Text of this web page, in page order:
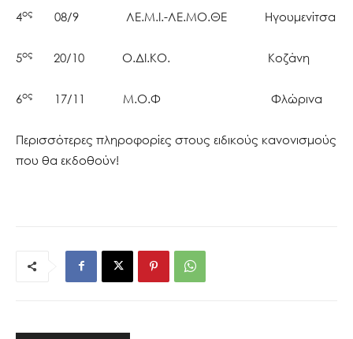
4ος 08/9 ΛΕ.Μ.Ι.-ΛΕ.ΜΟ.ΘΕ Ηγουμενίτσα
5ος 20/10 Ο.ΔΙ.ΚΟ. Κοζάνη
6ος 17/11 Μ.Ο.Φ Φλώρινα
Περισσότερες πληροφορίες στους ειδικούς κανονισμούς
που θα εκδοθούν!